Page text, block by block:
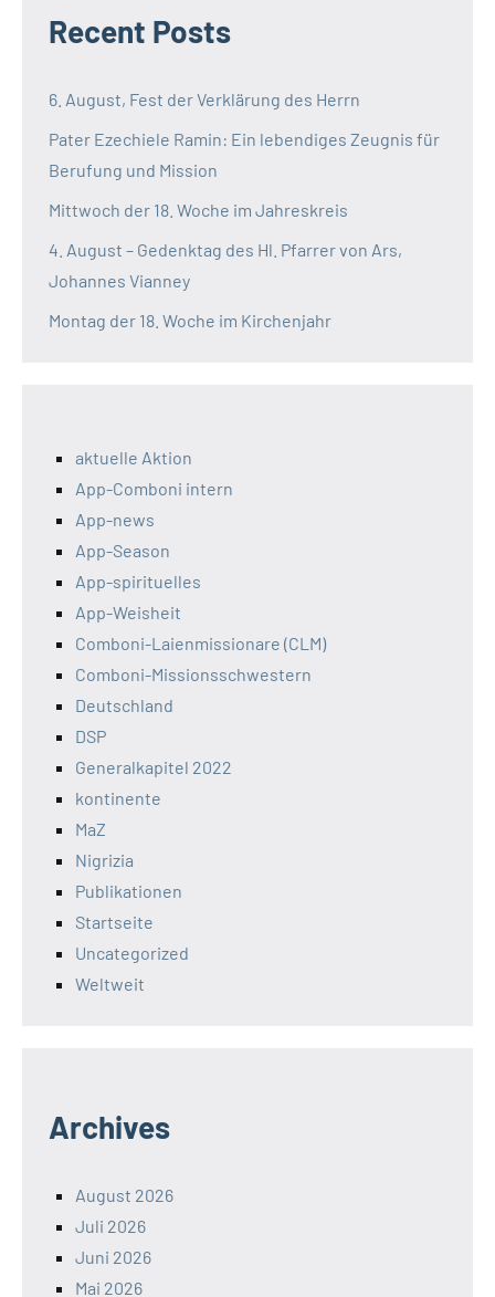
Recent Posts
6. August, Fest der Verklärung des Herrn
Pater Ezechiele Ramin: Ein lebendiges Zeugnis für
Berufung und Mission
Mittwoch der 18. Woche im Jahreskreis
4. August – Gedenktag des Hl. Pfarrer von Ars,
Johannes Vianney
Montag der 18. Woche im Kirchenjahr
aktuelle Aktion
App-Comboni intern
App-news
App-Season
App-spirituelles
App-Weisheit
Comboni-Laienmissionare (CLM)
Comboni-Missionsschwestern
Deutschland
DSP
Generalkapitel 2022
kontinente
MaZ
Nigrizia
Publikationen
Startseite
Uncategorized
Weltweit
Archives
August 2026
Juli 2026
Juni 2026
Mai 2026